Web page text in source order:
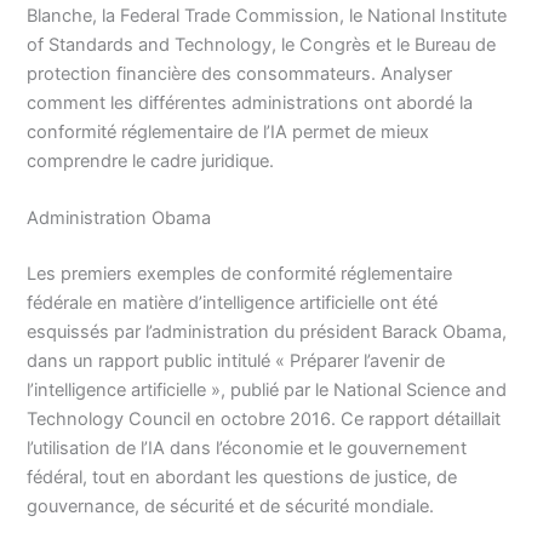
Blanche, la Federal Trade Commission, le National Institute
of Standards and Technology, le Congrès et le Bureau de
protection financière des consommateurs. Analyser
comment les différentes administrations ont abordé la
conformité réglementaire de l’IA permet de mieux
comprendre le cadre juridique.
Administration Obama
Les premiers exemples de conformité réglementaire
fédérale en matière d’intelligence artificielle ont été
esquissés par l’administration du président Barack Obama,
dans un rapport public intitulé « Préparer l’avenir de
l’intelligence artificielle », publié par le National Science and
Technology Council en octobre 2016. Ce rapport détaillait
l’utilisation de l’IA dans l’économie et le gouvernement
fédéral, tout en abordant les questions de justice, de
gouvernance, de sécurité et de sécurité mondiale.